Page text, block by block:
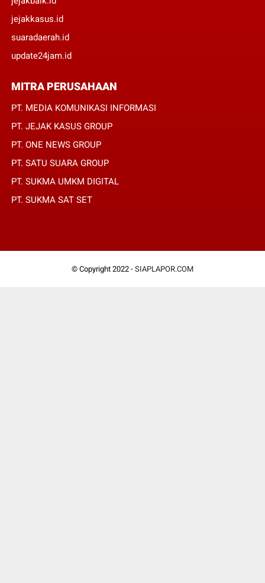
jejakkasus.id
suaradaerah.id
update24jam.id
MITRA PERUSAHAAN
PT. MEDIA KOMUNIKASI INFORMASI
PT. JEJAK KASUS GROUP
PT. ONE NEWS GROUP
PT. SATU SUARA GROUP
PT. SUKMA UMKM DIGITAL
PT. SUKMA SAT SET
© Copyright 2022 - SIAPLAPOR.COM